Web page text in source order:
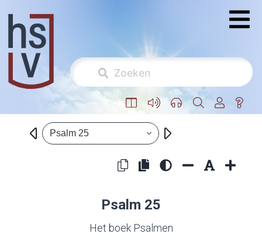
Psalm 25
Psalm 25
Het boek Psalmen